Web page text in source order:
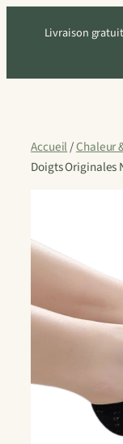
Livraison
Accueil/Chaleur
Doigts Originales